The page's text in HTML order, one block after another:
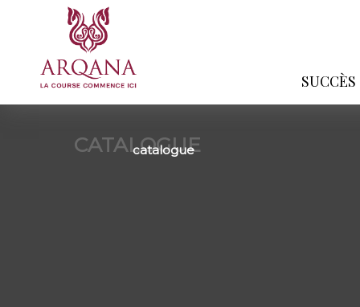
SUCCÈS
CATALOGUE
catalogue